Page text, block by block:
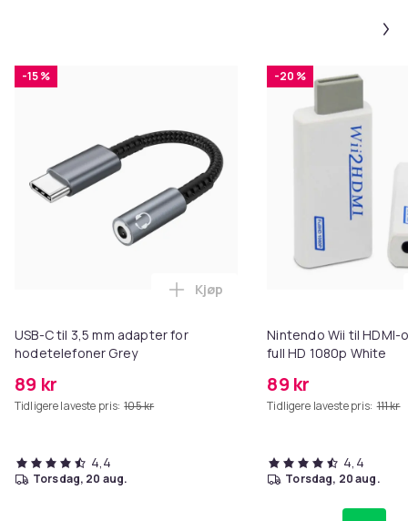
-15 %
USB-C til 3,5 mm adapter for
hodetelefoner Grey
89 kr
Tidligere laveste pris: 105 kr
Legg USB-C til 3,5 mm adapter
Kjøp
4,4
torsdag, 20 aug.
-20 %
Nintendo Wii til HDMI-
full HD 1080p White
89 kr
Tidligere laveste pris: 111 kr
4,4
torsdag, 20 aug.